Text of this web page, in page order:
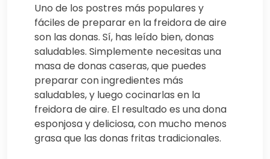
Uno de los postres más populares y
fáciles de preparar en la freidora de aire
son las donas. Sí, has leído bien, donas
saludables. Simplemente necesitas una
masa de donas caseras, que puedes
preparar con ingredientes más
saludables, y luego cocinarlas en la
freidora de aire. El resultado es una dona
esponjosa y deliciosa, con mucho menos
grasa que las donas fritas tradicionales.